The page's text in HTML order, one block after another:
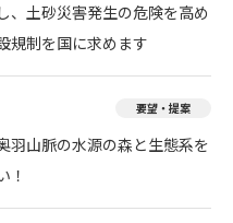
、土砂災害発生の危険を高め
規制を国に求めます
要望・提案
羽山脈の水源の森と生態系を
！